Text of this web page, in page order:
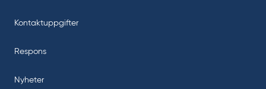
Kontaktuppgifter
Respons
Nyheter